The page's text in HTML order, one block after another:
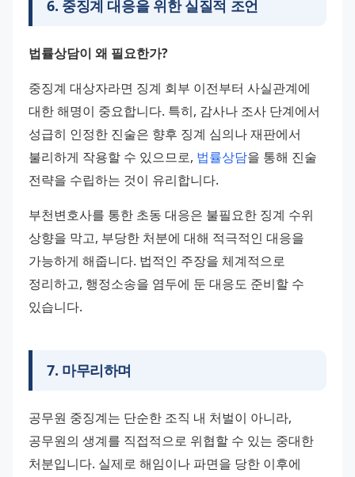
6. 중징계 대응을 위한 실질적 조언
법률상담이 왜 필요한가?
중징계 대상자라면 징계 회부 이전부터 사실관계에
대한 해명이 중요합니다. 특히, 감사나 조사 단계에서
성급히 인정한 진술은 향후 징계 심의나 재판에서
불리하게 작용할 수 있으므로, 법률상담을 통해 진술
전략을 수립하는 것이 유리합니다.
부천변호사를 통한 초동 대응은 불필요한 징계 수위
상향을 막고, 부당한 처분에 대해 적극적인 대응을
가능하게 해줍니다. 법적인 주장을 체계적으로
정리하고, 행정소송을 염두에 둔 대응도 준비할 수
있습니다.
7. 마무리하며
공무원 중징계는 단순한 조직 내 처벌이 아니라,
공무원의 생계를 직접적으로 위협할 수 있는 중대한
처분입니다. 실제로 해임이나 파면을 당한 이후에